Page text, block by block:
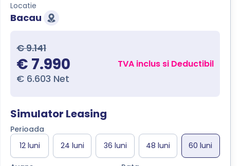
Locatie
Bacau
€ 9.141
€ 7.990
€ 6.603 Net
TVA inclus si Deductibil
Simulator Leasing
Perioada